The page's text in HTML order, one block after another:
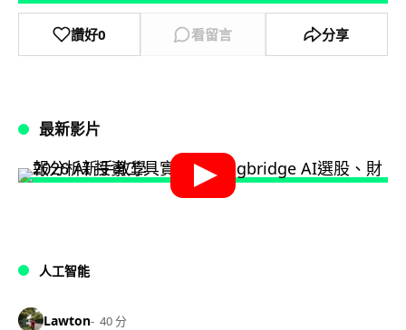
讚好0 看留言 分享
最新影片
人工智能
Lawton 40 分